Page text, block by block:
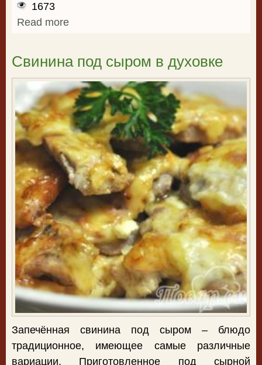
1673
Read more
Свинина под сыром в духовке
Запечённая свинина под сыром – блюдо
традиционное, имеющее самые различные
вариации. Приготовленное под сырной